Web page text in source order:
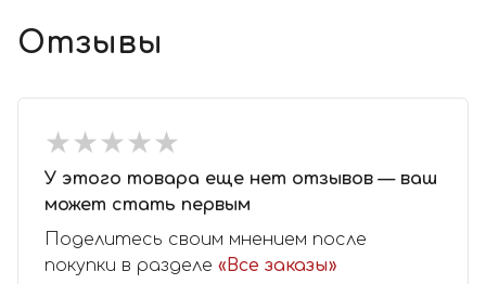
Отзывы
★★★★★
★★★★★
У этого товара еще нет отзывов — ваш
может стать первым
Поделитесь своим мнением после
покупки в разделе «Все заказы»